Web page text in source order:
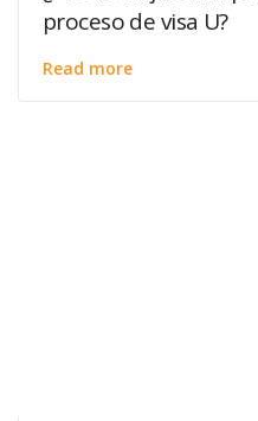
proceso de visa U?
Read more